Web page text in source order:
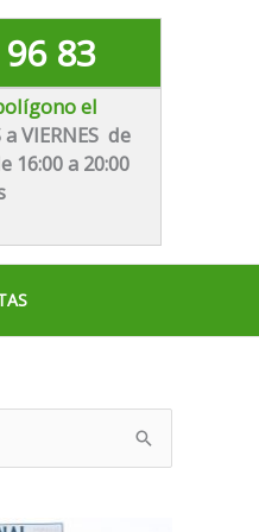
83
el
a VIERNES de
16:00 a 20:00